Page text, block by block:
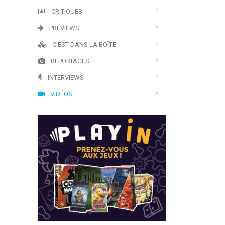
CRITIQUES
PREVIEWS
C'EST DANS LA BOÎTE
REPORTAGES
INTERVIEWS
VIDÉOS